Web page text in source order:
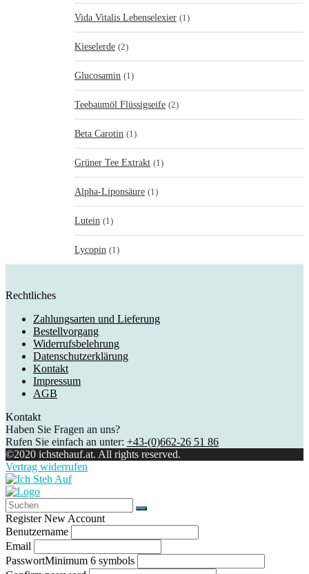
Vida Vitalis Lebenselexier (1)
Kieselerde (2)
Glucosamin (1)
Teebaumöl Flüssigseife (2)
Beta Carotin (1)
Grüner Tee Extrakt (1)
Alpha-Liponsäure (1)
Lutein (1)
Lycopin (1)
Rechtliches
Zahlungsarten und Lieferung
Bestellvorgang
Widerrufsbelehrung
Datenschutzerklärung
Kontakt
Impressum
AGB
Kontakt
Haben Sie Fragen an uns?
Rufen Sie einfach an unter: +43-(0)662-26 51 86
©2020 ichstehauf.at. All rights reserved.
Vertrag widerrufen
Register New Account
Benutzername
Email
PasswortMinimum 6 symbols